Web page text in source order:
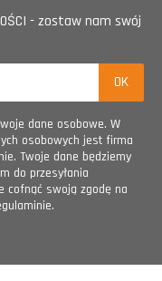
- zostaw nam swój
dane osobowe. W
osobowych jest firma
Twoje dane będziemy
do przesyłania
cofnąć swoją zgodę na